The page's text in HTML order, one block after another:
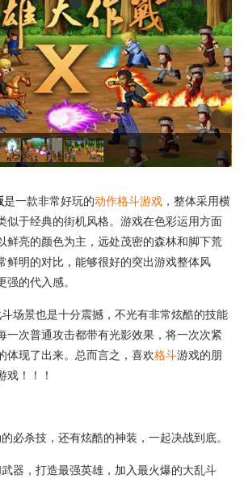
是一款非常好玩的动作格斗游戏 ，整体采用横
似于经典的街机风格。游戏在色彩运用方面
鲜亮的颜色为主，远处茂密的森林和脚下荒
鲜明的对比，能够很好的突出游戏整体风
强的代入感。
场景也是十分震撼，不光有非常炫酷的技能
一次普通攻击都带有光影效果，将一次次紧
体现了出来。总而言之，喜欢格斗游戏的朋
戏！！！
必杀技，还有炫酷的神装，一起决战到底。
器，打造最强英雄，加入最火爆的大乱斗